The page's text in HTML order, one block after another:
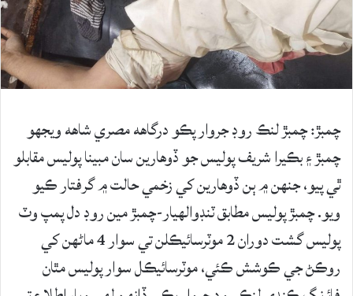
چمبڙ: چمبڙ لنڪ روڊ جروار پڪو درگاهه مصري شاهه ويجهو
چمبڙ ۽ بڪيرا شريف پوليس جو ڏوھارين سان مبينا پوليس مقابلو
ٿي پيو، جنهن ۾ ٻن ڏوھارين کي زخمي حالت ۾ گرفتار ڪيو
ويو. چمبڙ پوليس مطابق ٽنڊوالھيار-چمبڙ مين روڊ دل پمپ وٽ
پوليس گشت دوران 2 موٽرسائيڪلن تي سوار 4 ماڻهن کي
روڪڻ جي ڪوشش ڪئي، موٽرسائيڪل سوار پوليس مٿان